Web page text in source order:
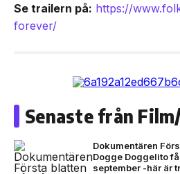
Se trailern på: https://
forever/
Senaste från
Dokumentären
Dogge Doggelito
september -här är